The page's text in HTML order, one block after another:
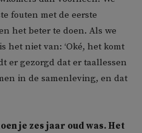
fouten met de eerste
het beter te doen. Als we
niet van: ‘Oké, het komt
er gezorgd dat er taallessen
in de samenleving, en dat
je zes jaar oud was. Het